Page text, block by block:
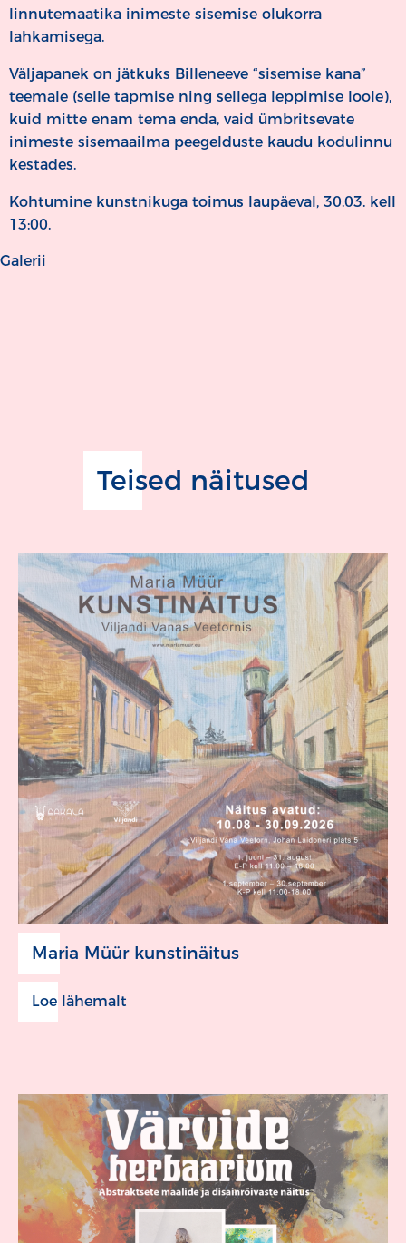
linnutemaatika inimeste sisemise olukorra
lahkamisega.
Väljapanek on jätkuks Billeneeve “sisemise kana”
teemale (selle tapmise ning sellega leppimise loole),
kuid mitte enam tema enda, vaid ümbritsevate
inimeste sisemaailma peegelduste kaudu kodulinnu
kestades.
Kohtumine kunstnikuga toimus laupäeval, 30.03. kell
13:00.
Galerii
Teised näitused
Maria Müür kunstinäitus
Loe lähemalt